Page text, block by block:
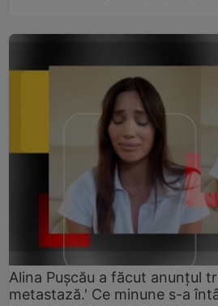
Alina Pușcău a făcut anunțul
metastază.' Ce minune s-a